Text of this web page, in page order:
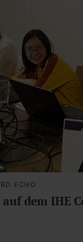
ECHO
auf dem IHE